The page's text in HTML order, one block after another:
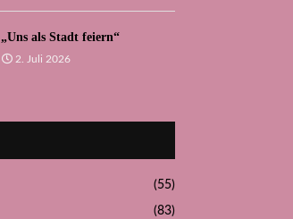
„Uns als Stadt feiern“
2. Juli 2026
(55)
(83)